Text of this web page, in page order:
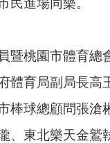
暨桃園市體育總
體育局副局長高
棒球總顧問張滄
、東北樂天金鷲